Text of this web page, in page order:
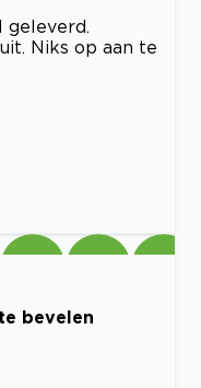
geleverd.
Niks op aan te
bevelen